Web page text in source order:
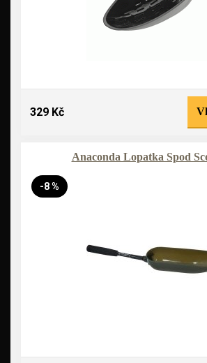
329 Kč
Anaconda Lopatka Spod
-8 %